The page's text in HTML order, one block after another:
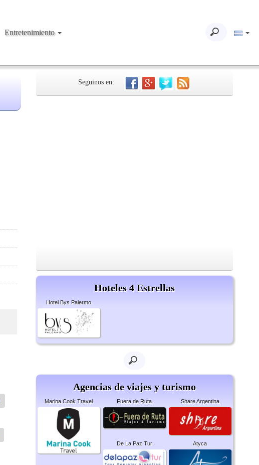
Entretenimiento
Seguinos en:
Hoteles 4 Estrellas
Hotel Bys Palermo
Agencias de viajes y turismo
Marina Cook Travel Fuera de Ruta Share Argentina
De La Paz Tur Atyca